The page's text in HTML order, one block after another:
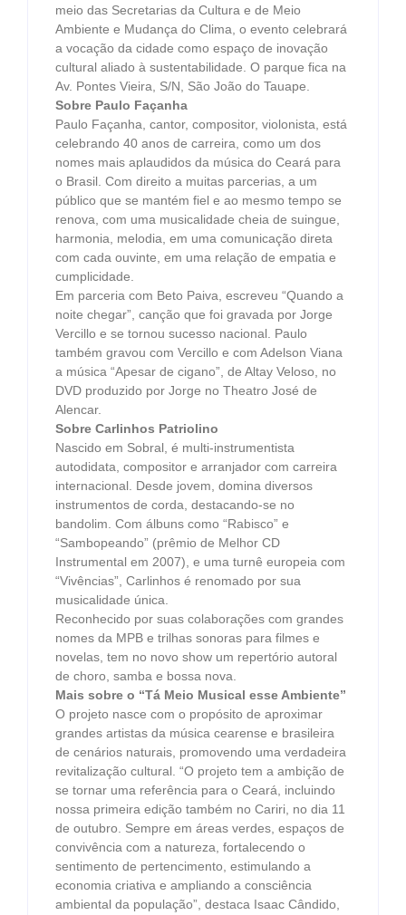
meio das Secretarias da Cultura e de Meio
Ambiente e Mudança do Clima, o evento celebrará
a vocação da cidade como espaço de inovação
cultural aliado à sustentabilidade. O parque fica na
Av. Pontes Vieira, S/N, São João do Tauape.
Sobre Paulo Façanha
Paulo Façanha, cantor, compositor, violonista, está
celebrando 40 anos de carreira, como um dos
nomes mais aplaudidos da música do Ceará para
o Brasil. Com direito a muitas parcerias, a um
público que se mantém fiel e ao mesmo tempo se
renova, com uma musicalidade cheia de suingue,
harmonia, melodia, em uma comunicação direta
com cada ouvinte, em uma relação de empatia e
cumplicidade.
Em parceria com Beto Paiva, escreveu “Quando a
noite chegar”, canção que foi gravada por Jorge
Vercillo e se tornou sucesso nacional. Paulo
também gravou com Vercillo e com Adelson Viana
a música “Apesar de cigano”, de Altay Veloso, no
DVD produzido por Jorge no Theatro José de
Alencar.
Sobre Carlinhos Patriolino
Nascido em Sobral, é multi-instrumentista
autodidata, compositor e arranjador com carreira
internacional. Desde jovem, domina diversos
instrumentos de corda, destacando-se no
bandolim. Com álbuns como “Rabisco” e
“Sambopeando” (prêmio de Melhor CD
Instrumental em 2007), e uma turnê europeia com
“Vivências”, Carlinhos é renomado por sua
musicalidade única.
Reconhecido por suas colaborações com grandes
nomes da MPB e trilhas sonoras para filmes e
novelas, tem no novo show um repertório autoral
de choro, samba e bossa nova.
Mais sobre o “Tá Meio Musical esse Ambiente”
O projeto nasce com o propósito de aproximar
grandes artistas da música cearense e brasileira
de cenários naturais, promovendo uma verdadeira
revitalização cultural. “O projeto tem a ambição de
se tornar uma referência para o Ceará, incluindo
nossa primeira edição também no Cariri, no dia 11
de outubro. Sempre em áreas verdes, espaços de
convivência com a natureza, fortalecendo o
sentimento de pertencimento, estimulando a
economia criativa e ampliando a consciência
ambiental da população”, destaca Isaac Cândido,